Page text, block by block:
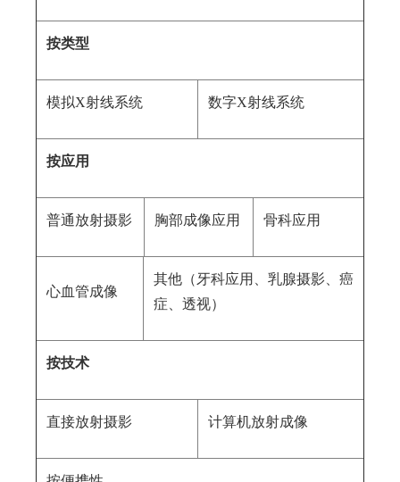
按类型
模拟X射线系统 数字X射线系统
按应用
普通放射摄影 胸部成像应用 骨科应用
心血管成像
其他（牙科应用、乳腺摄影、癌
症、透视）
按技术
直接放射摄影 计算机放射成像